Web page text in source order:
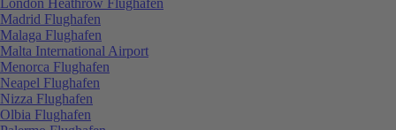
Madrid Flughafen
Malaga Flughafen
Malta International Airport
Menorca Flughafen
Neapel Flughafen
Nizza Flughafen
Olbia Flughafen